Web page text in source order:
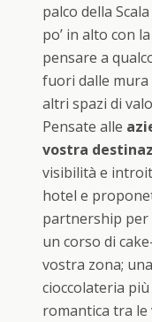
palco della
po’ in alto con
pensare a
fuori dalle
altri spazi di
Pensate alle
vostra
visibilità e
hotel e
partnership per
un corso di
vostra zona;
cioccolateria
romantica tra le